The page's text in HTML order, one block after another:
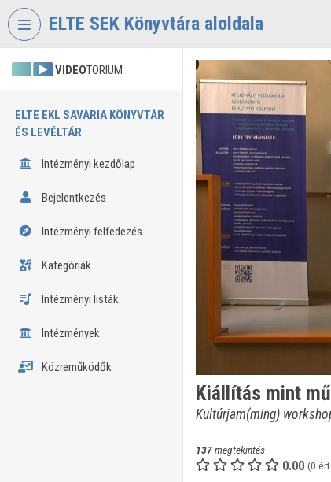
Fejléc kihagyása
ELTE SEK Könyvtára aloldala
VIDEOTORIUM
ELTE EKL SAVARIA KÖNYVTÁR
ÉS LEVÉLTÁR
Intézményi kezdőlap
Bejelentkezés
Intézményi felfedezés
Kategóriák
Intézményi listák
Intézmények
Közreműködők
Kiállítás mint
Kultúrjam(ming)
137megtekintés
0.00 (0